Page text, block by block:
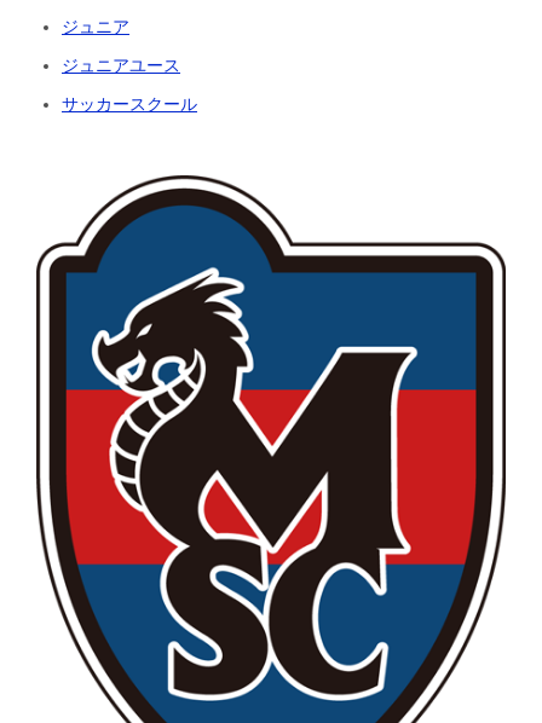
ジュニア
ジュニアユース
サッカースクール